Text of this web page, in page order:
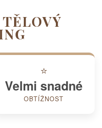
⭐
Velmi snadné
OBTÍŽNOST